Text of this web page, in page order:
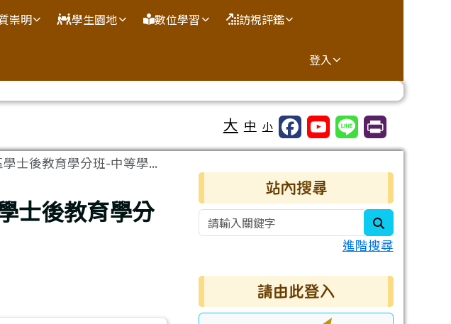
崇明 學生園地 數位學習 訪視評鑑
登入
大 中 小
士後教育學分班-中等學...
士後教育學分
右邊區域內容
站內搜尋
進階搜尋
請由此登入